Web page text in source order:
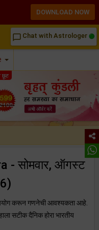
chat_bubble_outline Chat with Astrologer
- सोमवार, ऑगस्ट
उपयोग करून गणनेची आवश्यकता आहे.
सटीक दैनिक होरा भारतीय
DOWNLOAD NOW